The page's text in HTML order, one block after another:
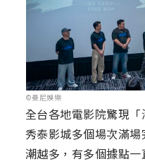
©曼尼娛樂
全台各地電影院驚現「
秀泰影城多個場次滿
潮越多，有多個據點